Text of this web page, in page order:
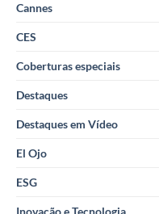
Cannes
CES
Coberturas especiais
Destaques
Destaques em Vídeo
El Ojo
ESG